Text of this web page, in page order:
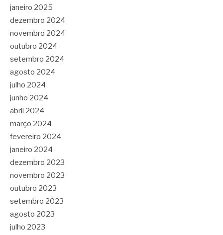
janeiro 2025
dezembro 2024
novembro 2024
outubro 2024
setembro 2024
agosto 2024
julho 2024
junho 2024
abril 2024
março 2024
fevereiro 2024
janeiro 2024
dezembro 2023
novembro 2023
outubro 2023
setembro 2023
agosto 2023
julho 2023